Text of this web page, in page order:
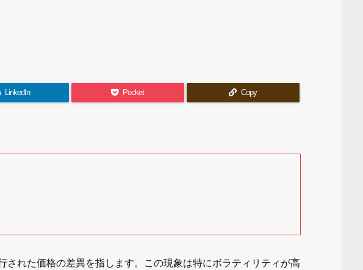
LinkedIn Pocket Copy
れた価格の差異を指します。この現象は特にボラティリティが高